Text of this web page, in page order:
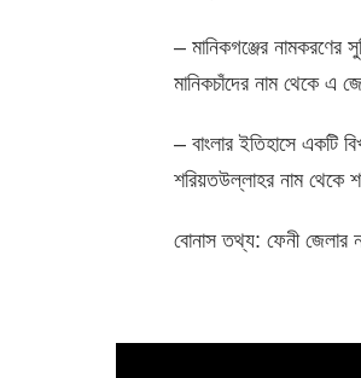
– মানিকগঞ্জের নামকরণের
মানিকচাঁদের নাম থেকে এ
– বাংলার ইতিহাসে একটি
শরিয়তউল্লাহর নাম থেকে
বোনাস তথ্য: ফেনী জেলার